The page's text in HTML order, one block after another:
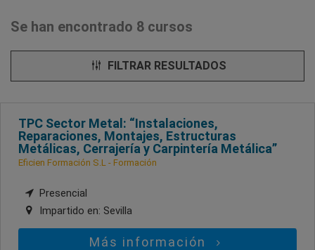
Se han encontrado 8 cursos
FILTRAR RESULTADOS
TPC Sector Metal: “Instalaciones,
Reparaciones, Montajes, Estructuras
Metálicas, Cerrajería y Carpintería Metálica”
Eficien Formación S.L - Formación
Presencial
Impartido en: Sevilla
Más información